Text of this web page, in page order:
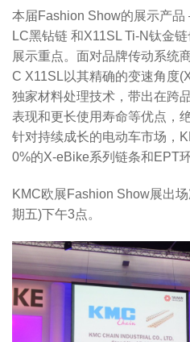
本届Fashion Show的展示产品
LC黑钻链 和X11SL Ti-N钛金
展示重点。面对品牌传动系统
C X11SL以其精确的变速角度
独家材料处理技术，带出在跨
表现和更长使用寿命等优点，
针对持续成长的电动车市场，
0%的X-eBike系列链条和EPT
KMC欧展Fashion Show展出
期五)下午3点。